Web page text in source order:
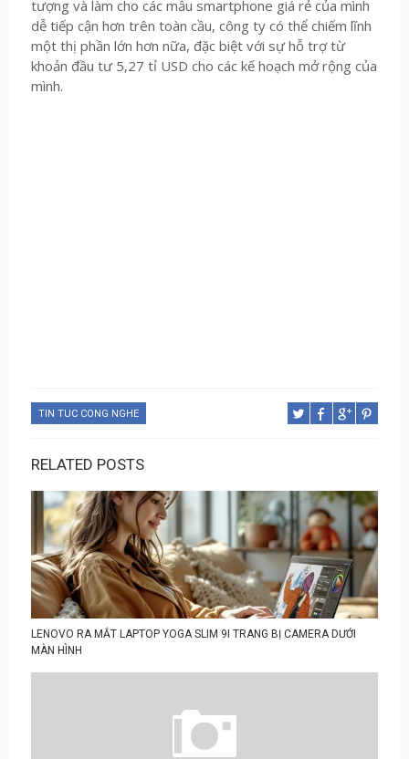
tượng và làm cho các mẫu smartphone giá rẻ của mình
dễ tiếp cận hơn trên toàn cầu, công ty có thể chiếm lĩnh
một thị phần lớn hơn nữa, đặc biệt với sự hỗ trợ từ
khoản đầu tư 5,27 tỉ USD cho các kế hoạch mở rộng của
mình.
TIN TUC CONG NGHE
RELATED POSTS
LENOVO RA MẮT LAPTOP YOGA SLIM 9I TRANG BỊ CAMERA DƯỚI
MÀN HÌNH